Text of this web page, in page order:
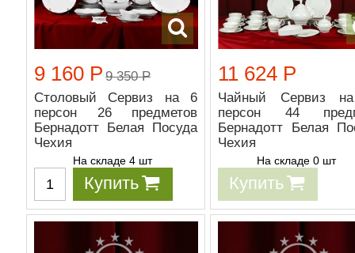
9 160 Р 9 350 Р
Столовый Сервиз на 6
персон 26 предметов
Бернадотт Белая Посуда
Чехия
На складе 4 шт
Купить
11 624 Р
Чайный Сервиз
персон 44
Бернадотт Белая
Чехия
На складе 0 шт
Купить